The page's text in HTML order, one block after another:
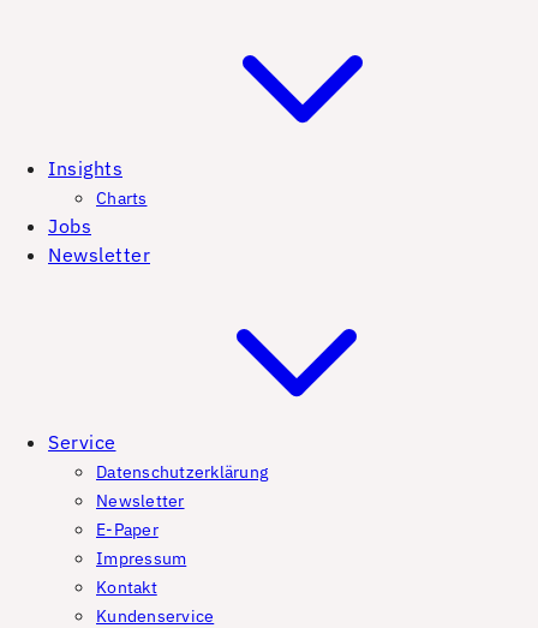
Insights
Charts
Jobs
Newsletter
Service
Datenschutzerklärung
Newsletter
E-Paper
Impressum
Kontakt
Kundenservice